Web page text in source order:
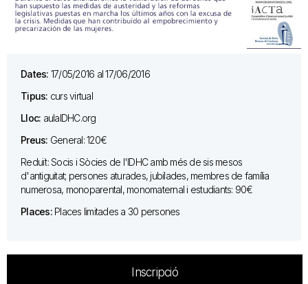
Dates: 17/05/2016 al 17/06/2016
Tipus: curs virtual
Lloc: aulaIDHC.org
Preus: General: 120€
Reduït: Socis i Sòcies de l'IDHC amb més de sis mesos
d'antiguitat; persones aturades, jubilades, membres de família
numerosa, monoparental, monomaternal i estudiants: 90€
Places: Places limitades a 30 persones
Inscripció